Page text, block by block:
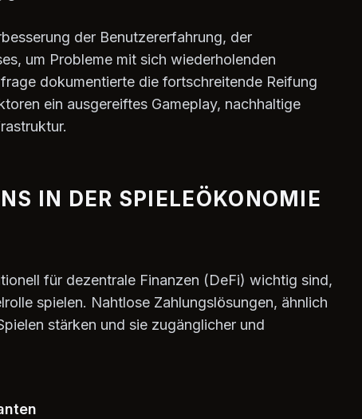
der Benutzererfahrung, der
um Probleme mit sich wiederholenden
dokumentierte die fortschreitende Reifung
ein ausgereiftes Gameplay, nachhaltige
IN DER SPIELEÖKONOMIE
für dezentrale Finanzen (DeFi) wichtig sind,
spielen. Nahtlose Zahlungslösungen, ähnlich
stärken und sie zugänglicher und